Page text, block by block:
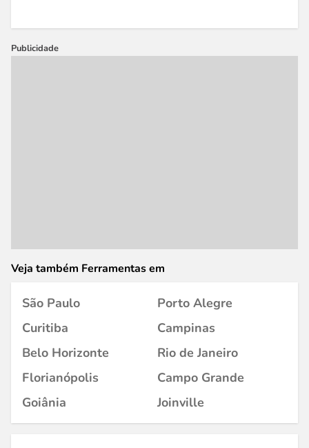
Publicidade
Veja também Ferramentas em
São Paulo
Porto Alegre
Curitiba
Campinas
Belo Horizonte
Rio de Janeiro
Florianópolis
Campo Grande
Goiânia
Joinville